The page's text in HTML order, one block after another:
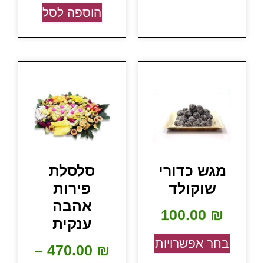
הוספה לסל
מגש כדורי
שוקולד
100.00 ₪
בחר אפשרויות
סלסלת
פירות
אהבה
ענקית
470.00 ₪
–